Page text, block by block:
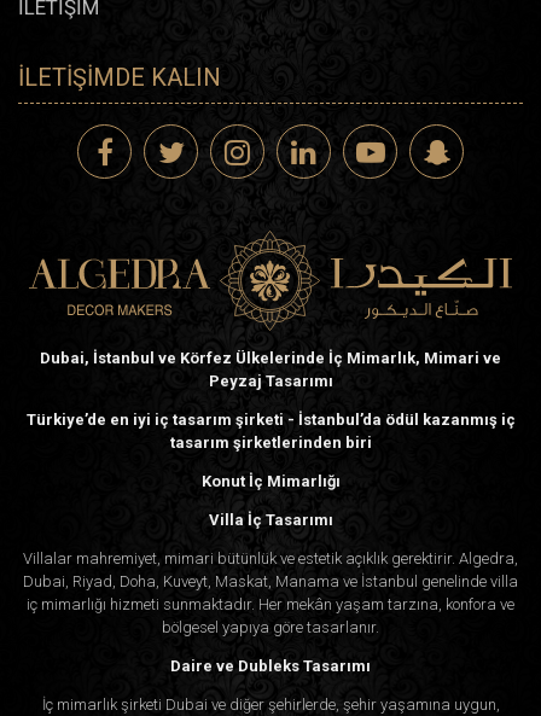
İLETİŞİM
İLETIŞIMDE KALIN
Dubai, İstanbul ve Körfez Ülkelerinde İç Mimarlık, Mimari ve
Peyzaj Tasarımı
Türkiye’de en iyi iç tasarım şirketi - İstanbul’da ödül kazanmış iç
tasarım şirketlerinden biri
Konut İç Mimarlığı
Villa İç Tasarımı
Villalar mahremiyet, mimari bütünlük ve estetik açıklık gerektirir. Algedra,
Dubai, Riyad, Doha, Kuveyt, Maskat, Manama ve İstanbul genelinde villa
iç mimarlığı hizmeti sunmaktadır. Her mekân yaşam tarzına, konfora ve
bölgesel yapıya göre tasarlanır.
Daire ve Dubleks Tasarımı
İç mimarlık şirketi Dubai ve diğer şehirlerde, şehir yaşamına uygun,